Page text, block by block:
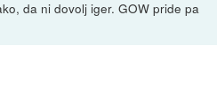
da ni dovolj iger. GOW pride pa